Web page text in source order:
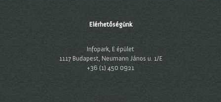
Elérhetőségünk
Infopark, E épület
1117 Budapest, Neumann János u. 1/E
+36 (1) 450 0921